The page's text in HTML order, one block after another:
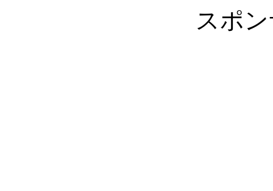
スポ